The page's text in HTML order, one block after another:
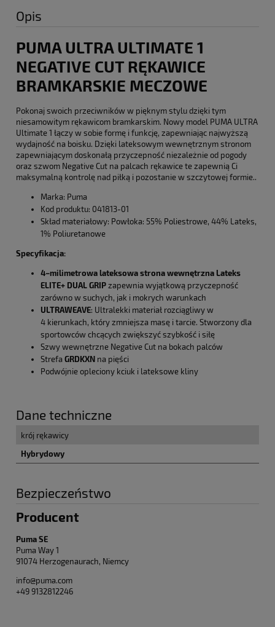
Opis
PUMA ULTRA ULTIMATE 1
NEGATIVE CUT RĘKAWICE
BRAMKARSKIE MECZOWE
Pokonaj swoich przeciwników w pięknym stylu dzięki tym
niesamowitym rękawicom bramkarskim. Nowy model PUMA ULTRA
Ultimate 1 łączy w sobie formę i funkcję, zapewniając najwyższą
wydajność na boisku. Dzięki lateksowym wewnętrznym stronom
zapewniającym doskonałą przyczepność niezależnie od pogody
oraz szwom Negative Cut na palcach rękawice te zapewnią Ci
maksymalną kontrolę nad piłką i pozostanie w szczytowej formie..
Marka: Puma
Kod produktu: 041813-01
Skład materiałowy: Powłoka: 55% Poliestrowe, 44% Lateks,
1% Poliuretanowe
Specyfikacja:
4–milimetrowa lateksowa strona wewnętrzna Lateks
ELITE+ DUAL GRIP zapewnia wyjątkową przyczepność
zarówno w suchych, jak i mokrych warunkach
ULTRAWEAVE: Ultralekki materiał rozciągliwy w
4 kierunkach, który zmniejsza masę i tarcie. Stworzony dla
sportowców chcących zwiększyć szybkość i siłę
Szwy wewnętrzne Negative Cut na bokach palców
Strefa GRDKXN na pięści
Podwójnie opleciony kciuk i lateksowe kliny
Dane techniczne
krój rękawicy
Hybrydowy
Bezpieczeństwo
Producent
Puma SE
Puma Way 1
91074 Herzogenaurach, Niemcy
info@puma.com
+49 9132812246